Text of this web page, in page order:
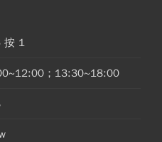
按 1
；13:30~18:00